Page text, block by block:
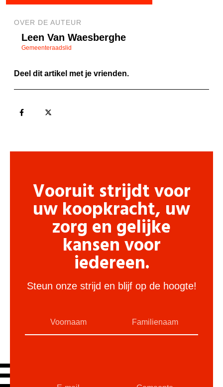
OVER DE AUTEUR
Leen Van Waesberghe
Gemeenteraadslid
Deel dit artikel met je vrienden.
Vooruit strijdt voor
uw koopkracht, uw
zorg en gelijke
kansen voor
iedereen.
Steun onze strijd en blijf op de hoogte!